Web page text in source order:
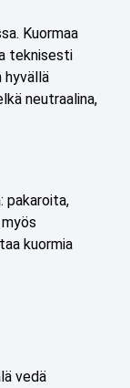
Kuormaa
teknisesti
hyvällä
neutraalina,
pakaroita,
kuormia
vedä